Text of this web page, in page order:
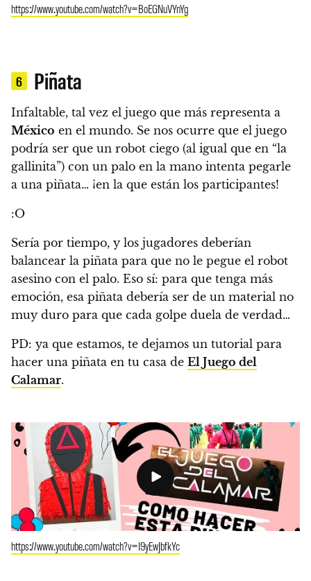
https://www.youtube.com/watch?v=BoEGNuVYnYg
6 Piñata
Infaltable, tal vez el juego que más representa a
México en el mundo. Se nos ocurre que el juego
podría ser que un robot ciego (al igual que en “la
gallinita”) con un palo en la mano intenta pegarle
a una piñata… ¡en la que están los participantes!
:O
Sería por tiempo, y los jugadores deberían
balancear la piñata para que no le pegue el robot
asesino con el palo. Eso sí: para que tenga más
emoción, esa piñata debería ser de un material no
muy duro para que cada golpe duela de verdad…
PD: ya que estamos, te dejamos un tutorial para
hacer una piñata en tu casa de El Juego del
Calamar.
https://www.youtube.com/watch?v=I9yEwJbfkYc